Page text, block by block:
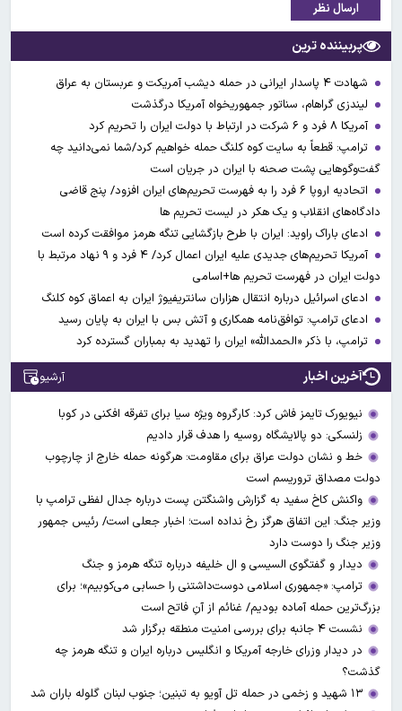
ارسال نظر
پربیننده ترین
شهادت ۴ پاسدار ایرانی در حمله دیشب آمریکت و عربستان به عراق
لیندزی گراهام، سناتور جمهوریخواه آمریکا درگذشت
آمریکا ۸ فرد و ۶ شرکت در ارتباط با دولت ایران را تحریم کرد
ترامپ: قطعاً به سایت کوه کلنگ حمله خواهیم کرد/شما نمی‌دانید چه
گفت‌وگوهایی پشت صحنه با ایران در جریان است
اتحادیه اروپا ۶ فرد را به فهرست تحریم‌های ایران افزود/ پنج قاضی
دادگاه‌های انقلاب و یک هکر در لیست تحریم ها
ادعای باراک راوید: ایران با طرح بازگشایی تنگه هرمز موافقت کرده است
آمریکا تحریم‌های جدیدی علیه ایران اعمال کرد/ ۴ فرد و ۹ نهاد مرتبط با
دولت ایران در فهرست تحریم ها+اسامی
ادعای اسرائیل درباره انتقال هزاران سانتریفیوژ ایران به اعماق کوه کلنگ
ادعای ترامپ: توافق‌نامه همکاری و آتش بس با ایران به پایان رسید
ترامپ، با ذکر «الحمدالله» ایران را تهدید به بمباران گسترده کرد
آخرین اخبار آرشیو
نیویورک تایمز فاش کرد: کارگروه ویژه سیا برای تفرقه افکنی در کوبا
زلنسکی: دو پالایشگاه روسیه را هدف قرار دادیم
خط و نشان دولت عراق برای مقاومت: هرگونه حمله خارج از چارچوب
دولت مصداق تروریسم است
واکنش کاخ سفید به گزارش واشنگتن پست درباره جدال لفظی ترامپ با
وزیر جنگ: این اتفاق هرگز رخ نداده است؛ اخبار جعلی است/ رئیس جمهور
وزیر جنگ را دوست دارد
دیدار و گفتگوی السیسی و ال خلیفه درباره تنگه هرمز و جنگ
ترامپ: «جمهوری اسلامی دوست‌داشتنی را حسابی می‌کوبیم»؛ برای
بزرگ‌ترین حمله آماده بودیم/ غنائم از آنِ فاتح است
نشست ۴ جانبه برای بررسی امنیت منطقه برگزار شد
در دیدار وزرای خارجه آمریکا و انگلیس درباره ایران و تنگه هرمز چه
گذشت؟
۱۳ شهید و زخمی در حمله تل آویو به تبنین؛ جنوب لبنان گلوله باران شد